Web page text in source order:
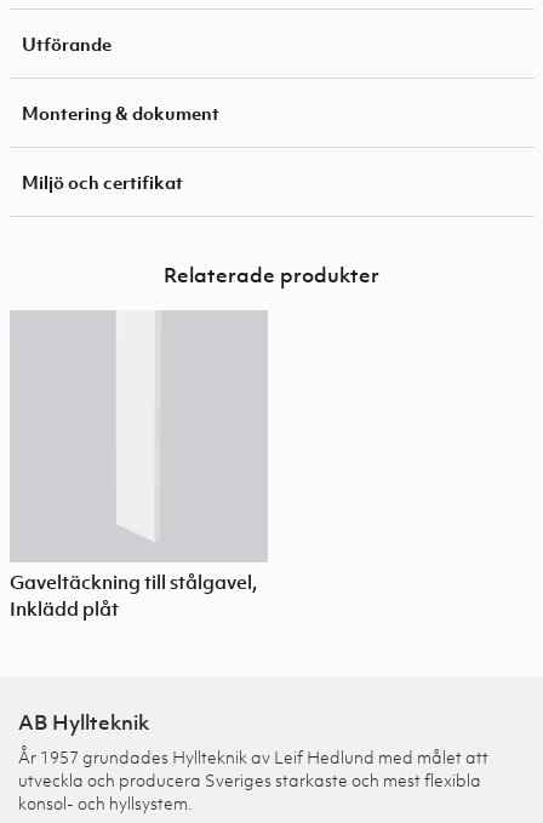
Utförande
Montering & dokument
Miljö och certifikat
Relaterade produkter
Gaveltäckning till stålgavel,
Inklädd plåt
AB Hyllteknik
År 1957 grundades Hyllteknik av Leif Hedlund med målet att
utveckla och producera Sveriges starkaste och mest flexibla
konsol- och hyllsystem.